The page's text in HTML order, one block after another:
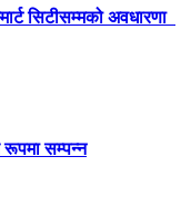
सिटीसम्मको अवधारणा
सम्पन्न